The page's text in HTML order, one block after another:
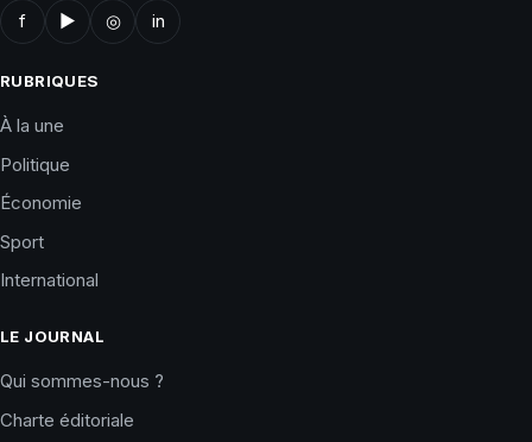
f ▶ ◎ in
RUBRIQUES
À la une
Politique
Économie
Sport
International
LE JOURNAL
Qui sommes-nous ?
Charte éditoriale